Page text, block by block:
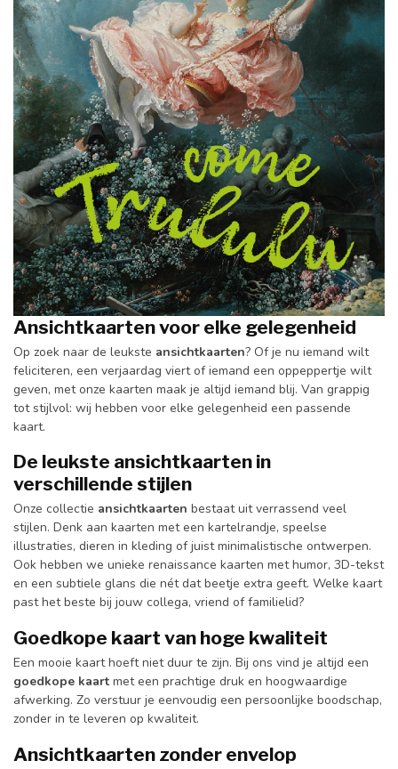
Ansichtkaarten voor elke gelegenheid
Op zoek naar de leukste ansichtkaarten? Of je nu iemand wilt
feliciteren, een verjaardag viert of iemand een oppeppertje wilt
geven, met onze kaarten maak je altijd iemand blij. Van grappig
tot stijlvol: wij hebben voor elke gelegenheid een passende
kaart.
De leukste ansichtkaarten in
verschillende stijlen
Onze collectie ansichtkaarten bestaat uit verrassend veel
stijlen. Denk aan kaarten met een kartelrandje, speelse
illustraties, dieren in kleding of juist minimalistische ontwerpen.
Ook hebben we unieke renaissance kaarten met humor, 3D-tekst
en een subtiele glans die nét dat beetje extra geeft. Welke kaart
past het beste bij jouw collega, vriend of familielid?
Goedkope kaart van hoge kwaliteit
Een mooie kaart hoeft niet duur te zijn. Bij ons vind je altijd een
goedkope kaart met een prachtige druk en hoogwaardige
afwerking. Zo verstuur je eenvoudig een persoonlijke boodschap,
zonder in te leveren op kwaliteit.
Ansichtkaarten zonder envelop